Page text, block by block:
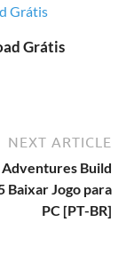
Grátis
NEXT ARTICLE
Build
Baixar Jogo para
PC [PT-BR]